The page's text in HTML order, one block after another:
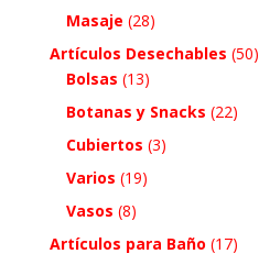
Masaje (28)
Artículos Desechables (50)
Bolsas (13)
Botanas y Snacks (22)
Cubiertos (3)
Varios (19)
Vasos (8)
Artículos para Baño (17)